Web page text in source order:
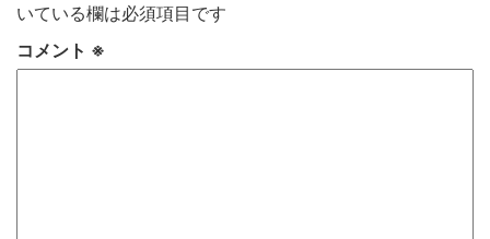
いている欄は必須項目です
コメント ※